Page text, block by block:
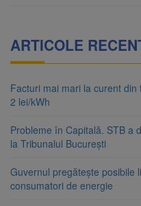
ARTICOLE
Facturi mai mari la curent
2 lei/kWh
Probleme în Capitală. STB a
la Tribunalul București
Guvernul pregătește posibile
consumatori de energie